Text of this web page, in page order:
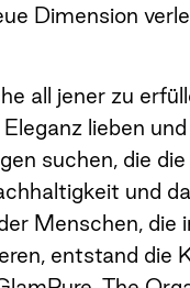
Dimension
all jener zu
lieben
suchen, die die
und
Menschen, die
entstand die